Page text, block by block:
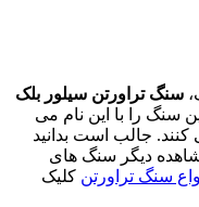
سنگ تراورتن سیلور بلک
سنگ را با این نام می
جالب است بدانید
دیگر سنگ های
سنگ تراورتن کلیک